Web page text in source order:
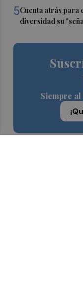
5Cuenta atrás para
diversidad su
Siempre